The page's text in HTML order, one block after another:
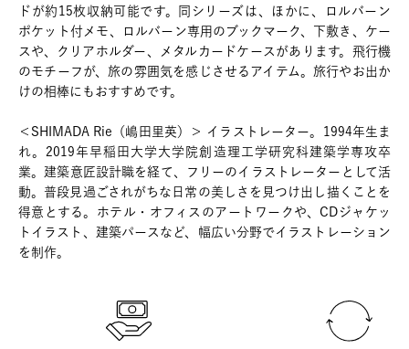
ドが約15枚収納可能です。同シリーズは、ほかに、ロルバーン
ポケット付メモ、ロルバーン専用のブックマーク、下敷き、ケー
スや、クリアホルダー、メタルカードケースがあります。飛行機
のモチーフが、旅の雰囲気を感じさせるアイテム。旅行やお出か
けの相棒にもおすすめです。
＜SHIMADA Rie（嶋田里英）＞ イラストレーター。1994年生ま
れ。2019年早稲田大学大学院創造理工学研究科建築学専攻卒
業。建築意匠設計職を経て、フリーのイラストレーターとして活
動。普段見過ごされがちな日常の美しさを見つけ出し描くことを
得意とする。ホテル・オフィスのアートワークや、CDジャケッ
トイラスト、建築パースなど、幅広い分野でイラストレーション
を制作。